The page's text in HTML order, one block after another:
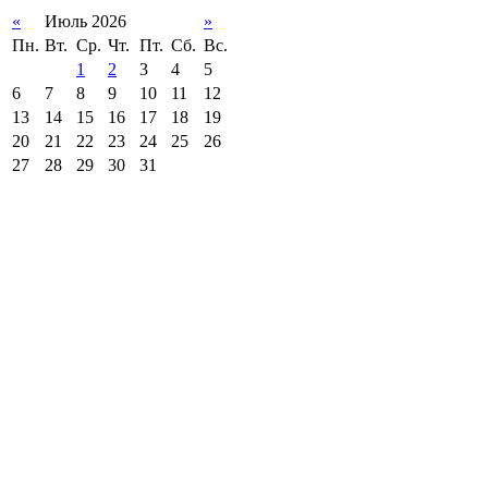
« Июль 2026
»
Пн. Вт. Ср. Чт. Пт. Сб. Вс.
1
2 3 4
5
6
7 8 9 10 11
12
13
14 15 16 17 18
19
20
21 22 23 24 25
26
27
28 29 30 31